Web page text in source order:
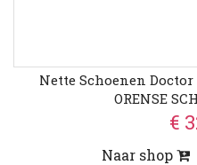
Nette Schoenen
ORENSE
€
Naar shop